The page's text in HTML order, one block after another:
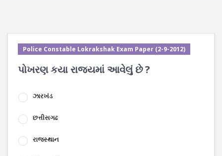
Police Constable Lokrakshak Exam Paper (2-9-2012)
પોખરણ કયા રાજ્યમાં આવેલું છે ?
ઝારખંડ
છત્તીસગઢ
રાજસ્થાન